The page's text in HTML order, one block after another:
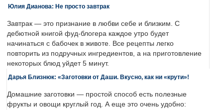
Юлия Дианова: Не просто завтрак
Завтрак — это признание в любви себе и близким. С
дебютной книгой фуд-блогера каждое утро будет
начинаться с бабочек в животе. Все рецепты легко
повторить из подручных ингредиентов, а на приготовление
некоторых блюд уйдет 5 минут.
Дарья Близнюк: «Заготовки от Даши. Вкусно, как ни «крути»!
Домашние заготовки — простой способ есть полезные
фрукты и овощи круглый год. А еще это очень удобно: